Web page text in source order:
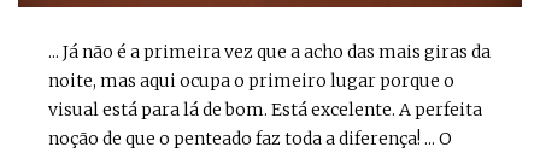
... Já não é a primeira vez que a acho das mais giras da
noite, mas aqui ocupa o primeiro lugar porque o
visual está para lá de bom. Está excelente. A perfeita
noção de que o penteado faz toda a diferença! ... O